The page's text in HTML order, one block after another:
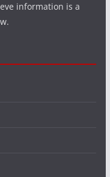
information is a